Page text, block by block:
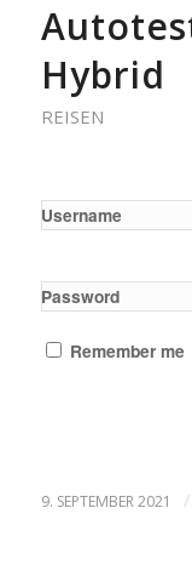
Hybrid
REISEN
Username
Password
Remember me
9. SEPTEMBER 2021 /